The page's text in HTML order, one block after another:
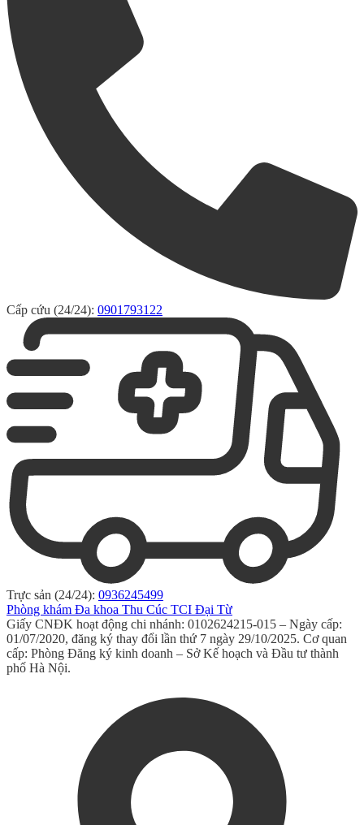
Cấp cứu (24/24): 0901793122
Trực sản (24/24): 0936245499
Phòng khám Đa khoa Thu Cúc TCI Đại Từ
Giấy CNĐK hoạt động chi nhánh: 0102624215-015 – Ngày cấp:
01/07/2020, đăng ký thay đổi lần thứ 7 ngày 29/10/2025. Cơ quan
cấp: Phòng Đăng ký kinh doanh – Sở Kế hoạch và Đầu tư thành
phố Hà Nội.